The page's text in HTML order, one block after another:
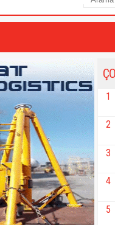
1
2
3
4
5